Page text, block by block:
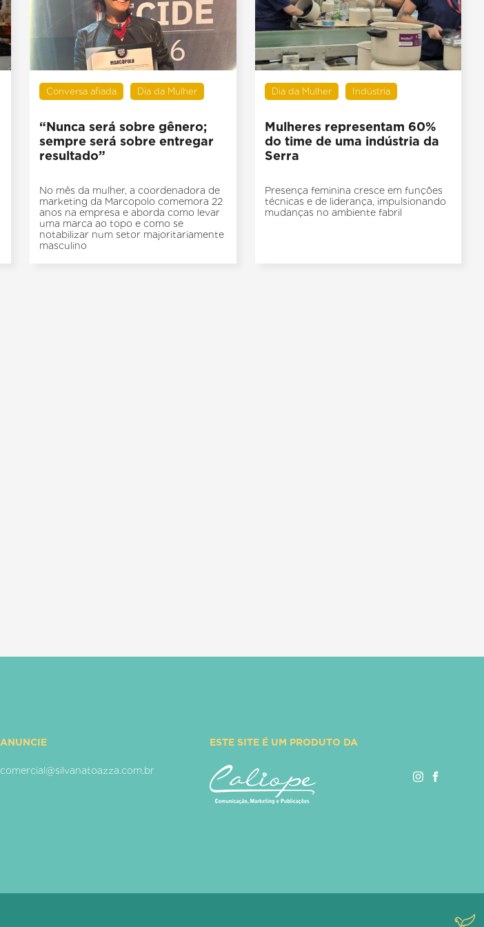
Conversa afiada Dia da Mulher
“Nunca será sobre gênero;
sempre será sobre entregar
resultado”
No mês da mulher, a coordenadora de
marketing da Marcopolo comemora 22
anos na empresa e aborda como levar
uma marca ao topo e como se
notabilizar num setor majoritariamente
masculino
Dia da Mulher Indústria
Mulheres representam 60%
do time de uma indústria da
Serra
Presença feminina cresce em funções
técnicas e de liderança, impulsionando
mudanças no ambiente fabril
ANUNCIE
comercial@silvanatoazza.com.br
ESTE SITE É UM PRODUTO DA